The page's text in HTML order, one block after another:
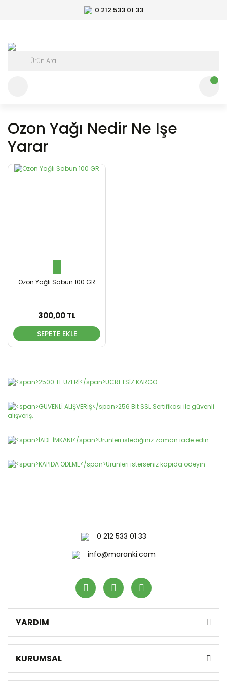
0 212 533 01 33
Ozon Yağı Nedir Ne Işe
Yarar
Ozon Yağlı Sabun 100 GR
300,00 TL
SEPETE EKLE
0 212 533 01 33
info@maranki.com
YARDIM
KURUMSAL